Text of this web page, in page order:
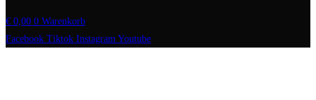
€ 0,00 0 Warenkorb
Facebook Tiktok Instagram Youtube